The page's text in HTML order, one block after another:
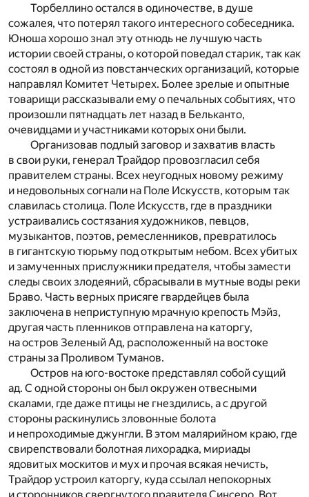
Торбеллино остался в одиночестве, в душе
сожалея, что потерял такого интересного собеседника.
Юноша хорошо знал эту отнюдь не лучшую часть
истории своей страны, о которой поведал старик, так как
состоял в одной из повстанческих организаций, которые
направлял Комитет Четырех. Более зрелые и опытные
товарищи рассказывали ему о печальных событиях, что
произошли пятнадцать лет назад в Бельканто,
очевидцами и участниками которых они были.
Организовав подлый заговор и захватив власть
в свои руки, генерал Трайдор провозгласил себя
правителем страны. Всех неугодных новому режиму
и недовольных согнали на Поле Искусств, которым так
славилась столица. Поле Искусств, где в праздники
устраивались состязания художников, певцов,
музыкантов, поэтов, ремесленников, превратилось
в гигантскую тюрьму под открытым небом. Всех убитых
и замученных прислужники предателя, чтобы замести
следы своих злодеяний, сбрасывали в мутные воды реки
Браво. Часть верных присяге гвардейцев была
заключена в неприступную мрачную крепость Мэйз,
другая часть пленников отправлена на каторгу,
на остров Зеленый Ад, расположенный на востоке
страны за Проливом Туманов.
Остров на юго-востоке представлял собой сущий
ад. С одной стороны он был окружен отвесными
скалами, где даже птицы не гнездились, а с другой
стороны раскинулись зловонные болота
и непроходимые джунгли. В этом малярийном краю, где
свирепствовали болотная лихорадка, мириады
ядовитых москитов и мух и прочая всякая нечисть,
Трайдор устроил каторгу, куда ссылал непокорных